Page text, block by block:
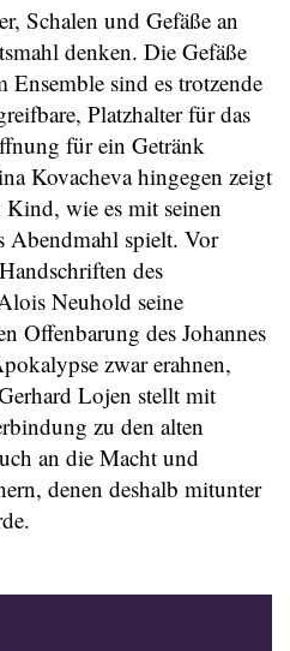
Schalen und Gefäße an
denken. Die Gefäße
Ensemble sind es trotzende
Platzhalter für das
für ein Getränk
Kovacheva hingegen zeigt
Kind, wie es mit seinen
Abendmahl spielt. Vor
des
Neuhold seine
Offenbarung des Johannes
zwar erahnen,
Lojen stellt mit
zu den alten
an die Macht und
denen deshalb mitunter